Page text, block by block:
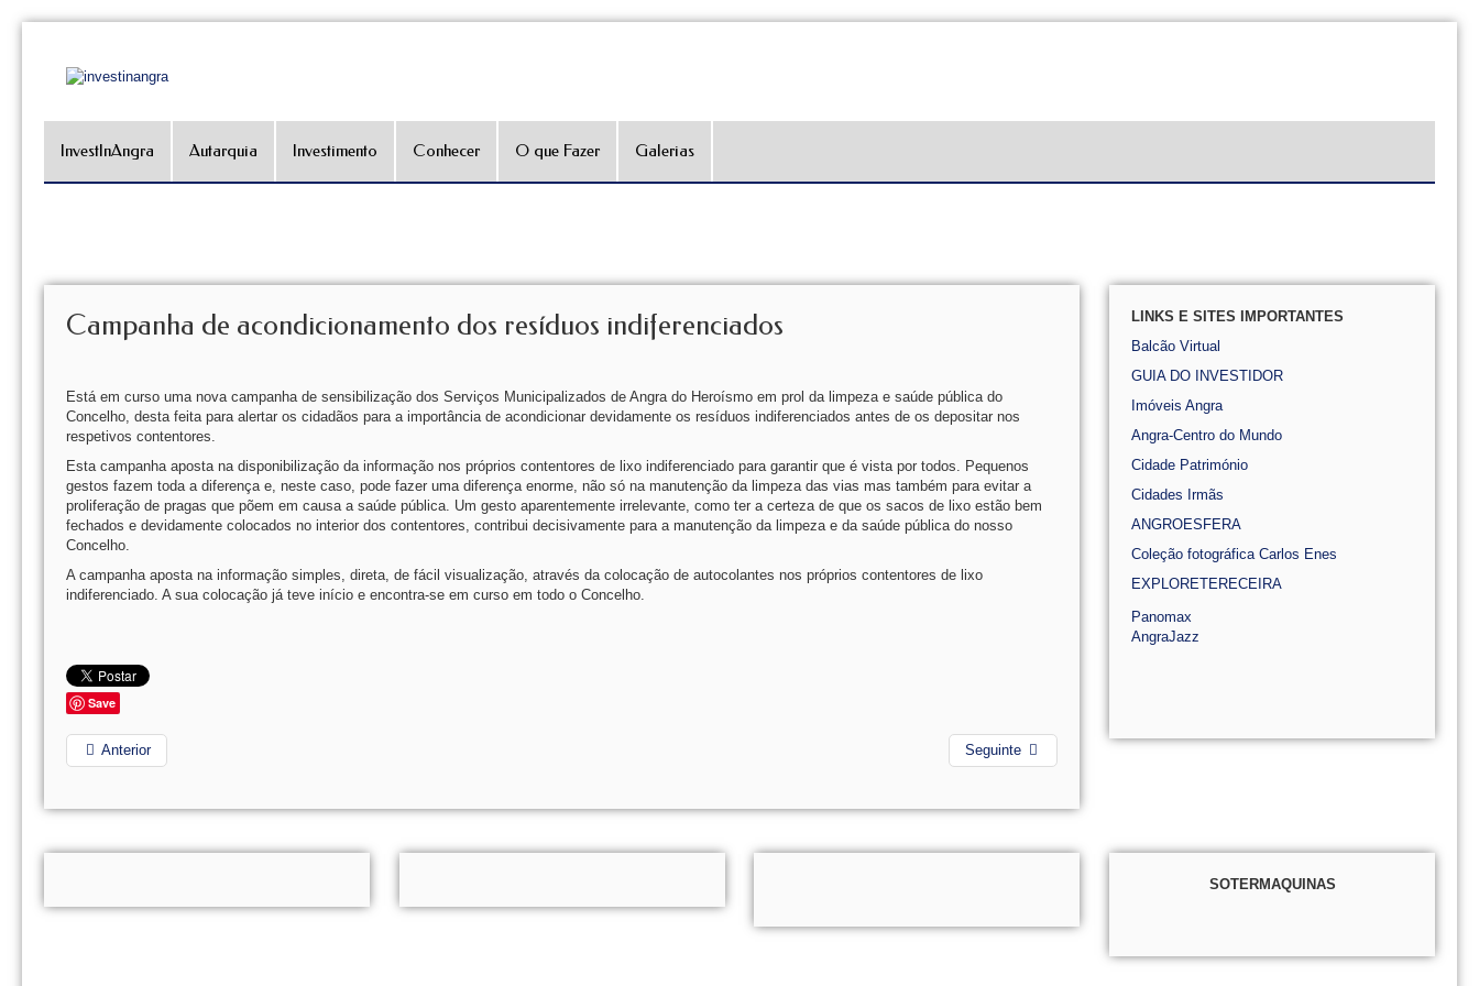
InvestInAngra Autarquia Investimento Conhecer O que Fazer Galerias
Campanha de acondicionamento dos resíduos indiferenciados
Está em curso uma nova campanha de sensibilização dos Serviços Municipalizados de Angra do Heroísmo em prol da limpeza e saúde pública do
Concelho, desta feita para alertar os cidadãos para a importância de acondicionar devidamente os resíduos indiferenciados antes de os depositar nos
respetivos contentores.
Esta campanha aposta na disponibilização da informação nos próprios contentores de lixo indiferenciado para garantir que é vista por todos. Pequenos
gestos fazem toda a diferença e, neste caso, pode fazer uma diferença enorme, não só na manutenção da limpeza das vias mas também para evitar a
proliferação de pragas que põem em causa a saúde pública. Um gesto aparentemente irrelevante, como ter a certeza de que os sacos de lixo estão bem
fechados e devidamente colocados no interior dos contentores, contribui decisivamente para a manutenção da limpeza e da saúde pública do nosso
Concelho.
A campanha aposta na informação simples, direta, de fácil visualização, através da colocação de autocolantes nos próprios contentores de lixo
indiferenciado. A sua colocação já teve início e encontra-se em curso em todo o Concelho.
Save
Anterior Seguinte
LINKS E SITES IMPORTANTES
Balcão Virtual
GUIA DO INVESTIDOR
Imóveis Angra
Angra-Centro do Mundo
Cidade Património
Cidades Irmãs
ANGROESFERA
Coleção fotográfica Carlos Enes
EXPLORETERECEIRA
Panomax
AngraJazz
SOTERMAQUINAS